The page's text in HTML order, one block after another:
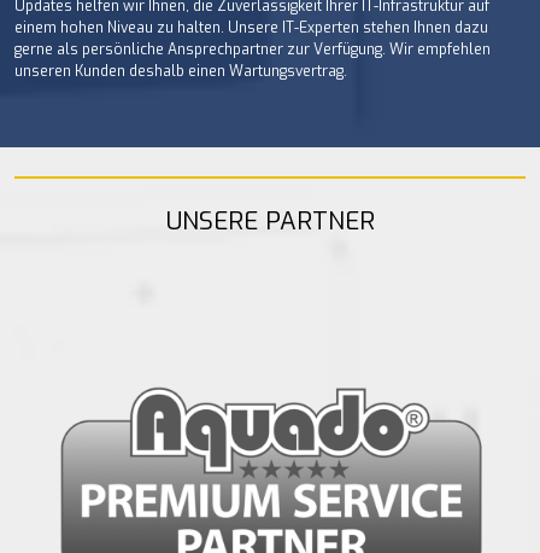
Updates helfen wir Ihnen, die Zuverlässigkeit Ihrer IT-Infrastruktur auf
einem hohen Niveau zu halten. Unsere IT-Experten stehen Ihnen dazu
gerne als persönliche Ansprechpartner zur Verfügung. Wir empfehlen
unseren Kunden deshalb einen Wartungsvertrag.
UNSERE PARTNER